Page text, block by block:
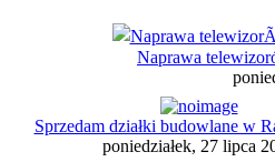
Naprawa
Sprzedam działki budowlane w
poniedziałek, 27 lipca